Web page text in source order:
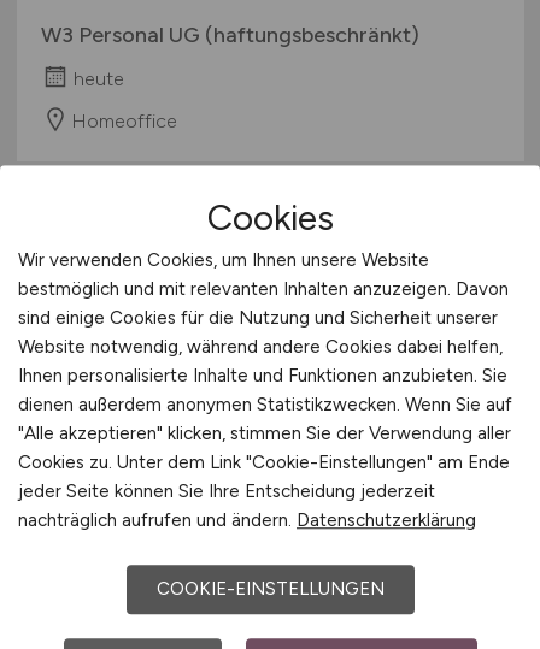
Praktikum
Nordrhein-Westfalen
Rheinland-Pfalz
Saarland
Schleswig-Holstein
Thüringen
Deutschlandweit
Österreich
Europa
International
W3 Personal UG (haftungsbeschränkt)
heute
Homeoffice
1
Für Arbeitnehmer
Finanzwesen Jobs suchen
Cookies
Wir verwenden Cookies, um Ihnen unsere Website
bestmöglich und mit relevanten Inhalten anzuzeigen. Davon
sind einige Cookies für die Nutzung und Sicherheit unserer
Website notwendig, während andere Cookies dabei helfen,
Ihnen personalisierte Inhalte und Funktionen anzubieten. Sie
dienen außerdem anonymen Statistikzwecken. Wenn Sie auf
"Alle akzeptieren" klicken, stimmen Sie der Verwendung aller
Cookies zu. Unter dem Link "Cookie-Einstellungen" am Ende
jeder Seite können Sie Ihre Entscheidung jederzeit
nachträglich aufrufen und ändern. Datenschutzerklärung
COOKIE-EINSTELLUNGEN